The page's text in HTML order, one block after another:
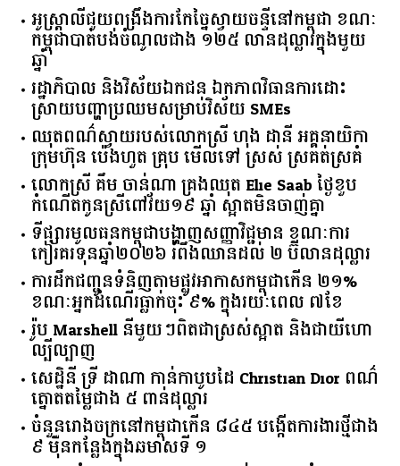
អូស្ត្រាលី​ជួយ​ពង្រឹង​ការ​កែច្នៃ​ស្វាយចន្ទី​នៅ​កម្ពុជា​ ​ខណៈ​
កម្ពុជា​បាត់បង់​ចំណូល​ជាង​ ​១២៥​ ​លាន​ដុល្លារ​ក្នុង​មួយ​
ឆ្នាំ​
រដ្ឋាភិបាល​ ​និង​វិស័យ​ឯកជន ​ឯកភាព​វិធានការ​ដោះ
ស្រាយ​បញ្ហា​ប្រឈម​​សម្រាប់​វិស័យ​ ​SMEs​
ឈុតពណ៌ស្វាយរបស់លោកស្រី ហុង ដានី អគ្គ​នាយិកា​
ក្រុមហ៊ុន ប៉េងហួត គ្រុប មើលទៅ ស្រស់ ស្រគត់ស្រគំ
លោកស្រី គឹម ចាន់ណា គ្រងឈុត Elie Saab ថ្ងៃខួប
កំណើតកូនស្រីពៅវ័យ១៩ ឆ្នាំ ស្អាតមិនចាញ់គ្នា
ទីផ្សារ​មូលធន​កម្ពុជា​បង្ហាញ​សញ្ញា​វិជ្ជមាន​ ​ខណៈ​ការ​
កៀរគរ​ទុន​ឆ្នាំ​២០២៦​ ​រំពឹង​ឈានដល់​ ​២​ ​ប៊ីលាន​ដុល្លារ​
ការដឹកជញ្ជូនទំនិញតាមផ្លូវអាកាសកម្ពុជាកើន ២១%
ខណៈអ្នកដំណើរធ្លាក់ចុះ ៩% ក្នុងរយៈពេល ៧ខែ
រ៉ូប Marshell នីមួយៗពិតជាស្រស់ស្អាត និងជាយីហោ
ល្បីល្បាញ
សេដ្ឋិនី ទ្រី ដាណា កាន់កាបូបដៃ Christian Dior ពណ៌
ត្នោតតម្លៃជាង ៥ ពាន់ដុល្លារ
ចំនួន​រោងចក្រ​នៅ​កម្ពុជា​កើន​ ​៨៤៥​ ​បង្កើត​ការងារ​ថ្មី​ជាង​
​៩​ ​ម៉ឺន​កន្លែង​ក្នុង​ឆមាស​ទី ​១​